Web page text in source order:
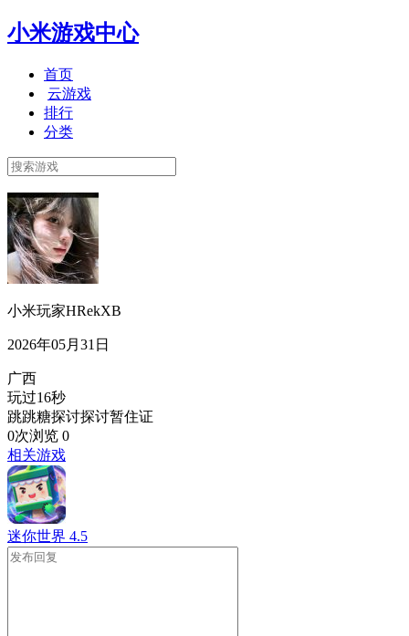
小米游戏中心
首页
云游戏
排行
分类
小米玩家HRekXB
2026年05月31日
广西
玩过16秒
跳跳糖探讨探讨暂住证
0次浏览 0
相关游戏
迷你世界 4.5